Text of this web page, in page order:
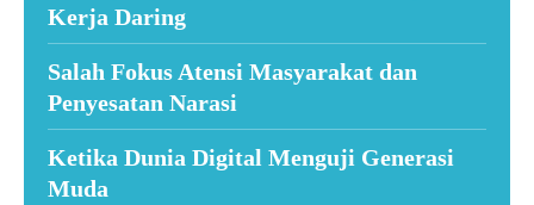
Kerja Daring
Salah Fokus Atensi Masyarakat dan
Penyesatan Narasi
Ketika Dunia Digital Menguji Generasi
Muda